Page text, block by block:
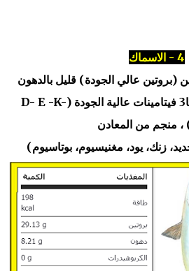
4 - الاسماك
(بروتين عالي الجودة)قليل بالدهون
فيتامينات عالية الجودة ( D- E -K-
منجم من المعادن
زنك، يود، مغنيسيوم، بوتاسيوم)